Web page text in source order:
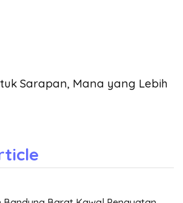
Sarapan, Mana yang Lebih